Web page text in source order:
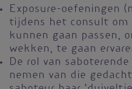
Exposure-oefeningen
tijdens het consult
kunnen gaan passen,
wekken, te gaan
De rol van
nemen van die